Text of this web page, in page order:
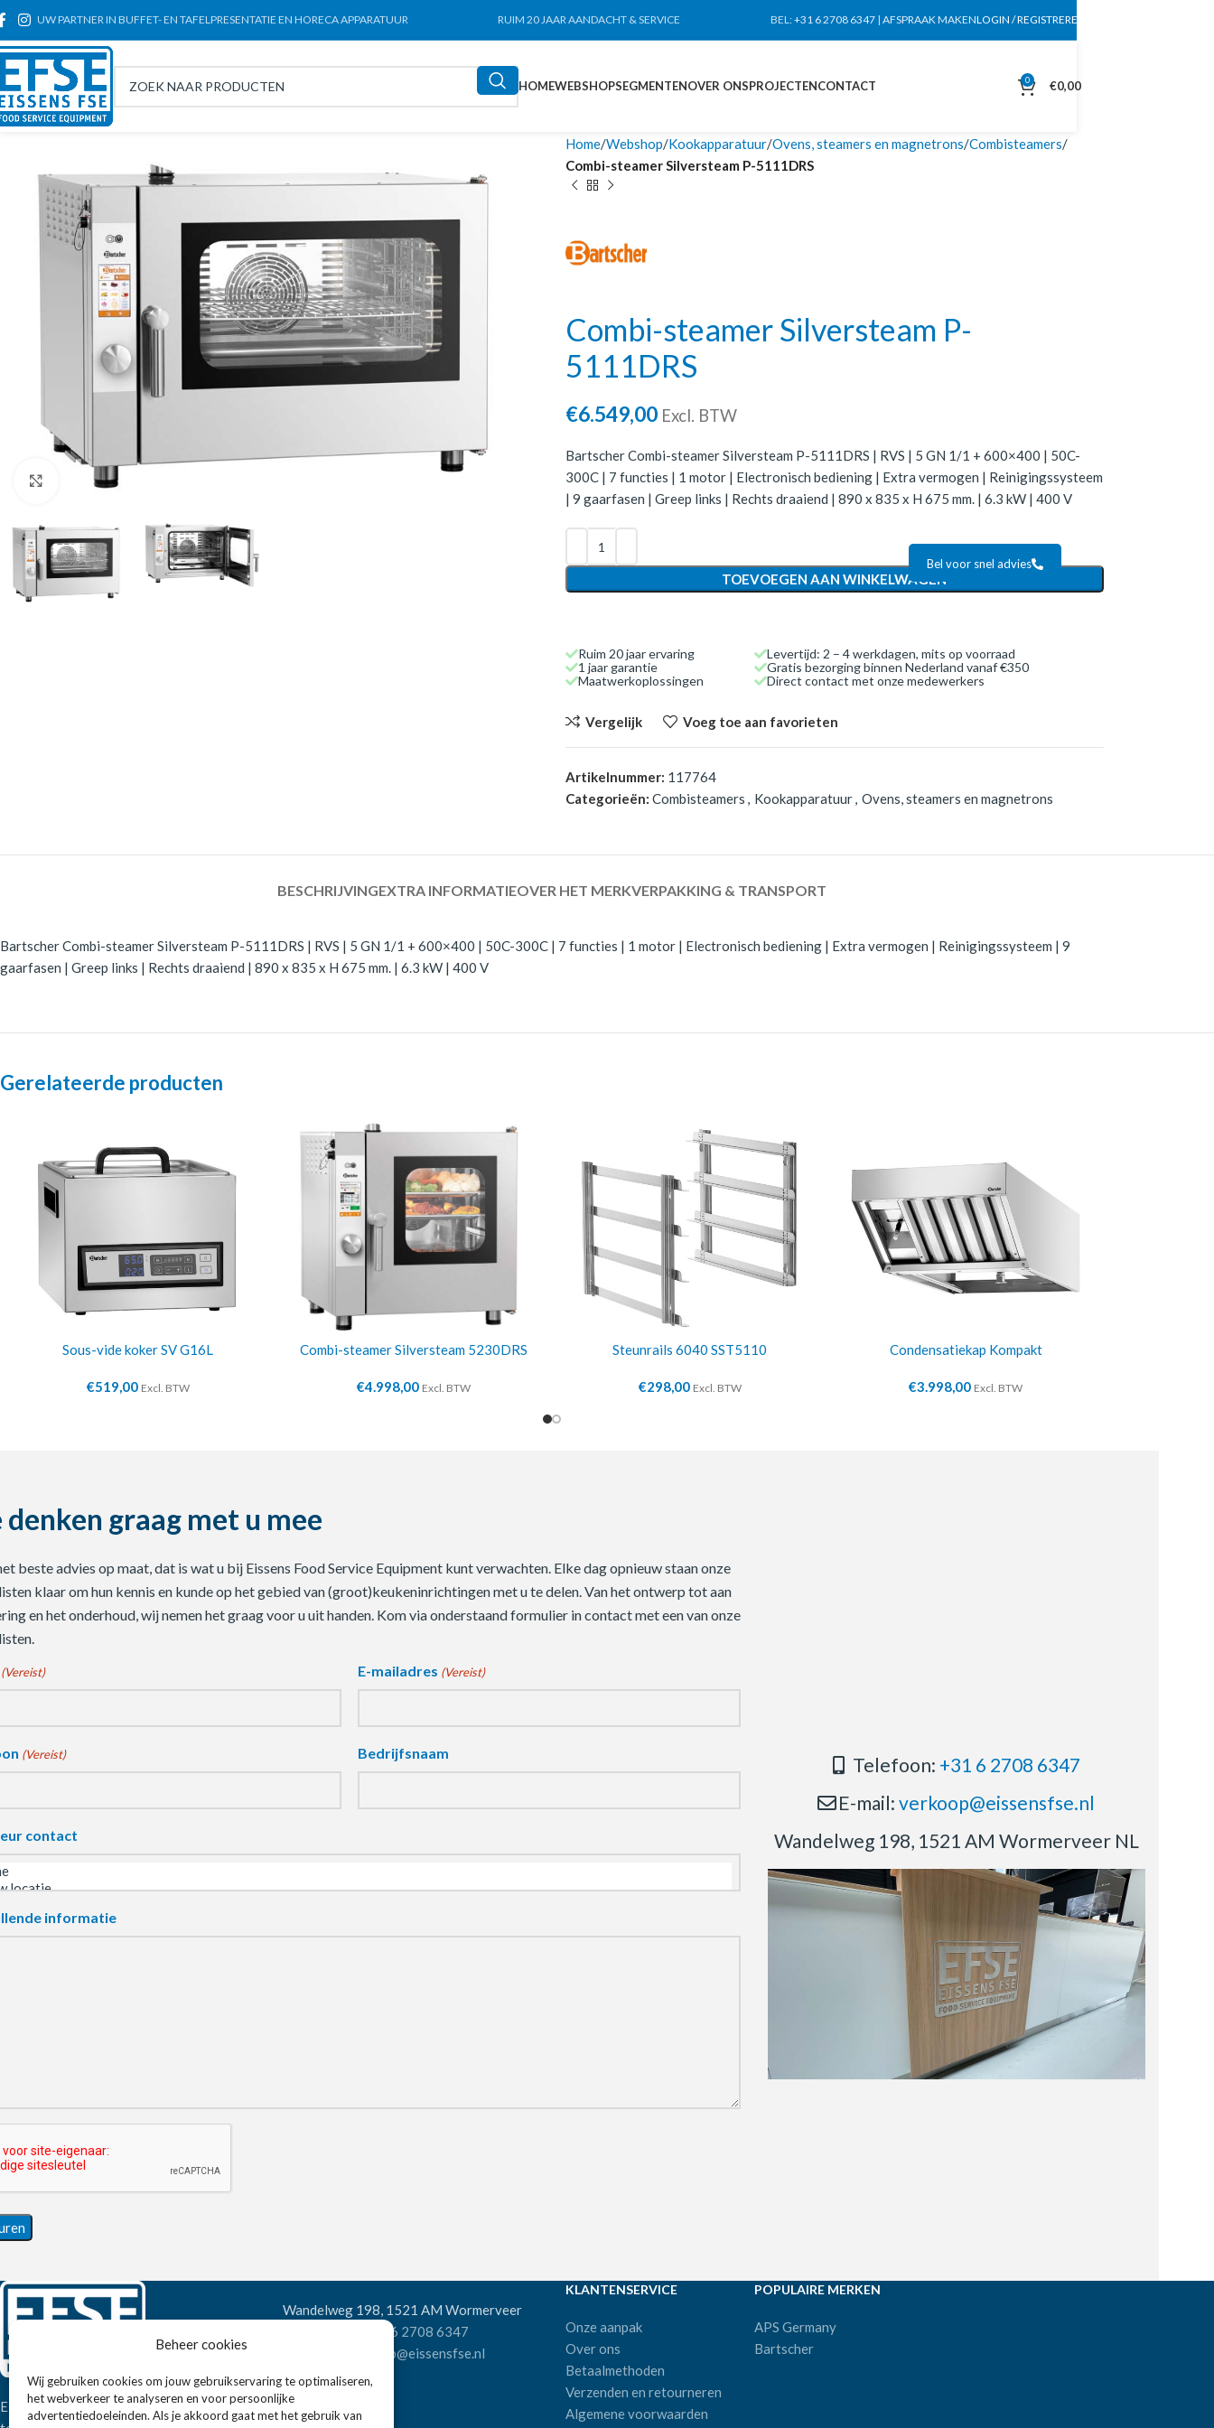
Beheer cookies
Wij gebruiken cookies om jouw gebruikservaring te optimaliseren,
het webverkeer te analyseren en voor persoonlijke
advertentiedoeleinden. Als je akkoord gaat met het gebruik van
UW PARTNER IN BUFFET- EN TAFELPRESENTATIE EN HORECA APPARATUUR RUIM 20 JAAR AANDACHT & SERVICE BEL:+31 6 2708 6347 | AFSPRAAK MAKENLOGIN / REGISTREREN
HOMEWEBSHOPSEGMENTENOVER ONSPROJECTENCONTACT 0 €0,00
Click to enlarge
Home Webshop Kookapparatuur Ovens, steamers en magnetrons Combisteamers
Combi-steamer Silversteam P-5111DRS
Combi-steamer Silversteam P-
5111DRS
€6.549,00 Excl. BTW
Bartscher Combi-steamer Silversteam P-5111DRS | RVS | 5 GN 1/1 + 600×400 | 50C-
300C | 7 functies | 1 motor | Electronisch bediening | Extra vermogen | Reinigingssysteem
| 9 gaarfasen | Greep links | Rechts draaiend | 890 x 835 x H 675 mm. | 6.3 kW | 400 V
TOEVOEGEN AAN WINKELWAGEN
Bel voor snel advies
Ruim 20 jaar ervaring
1 jaar garantie
Maatwerkoplossingen
Levertijd: 2 – 4 werkdagen, mits op voorraad
Gratis bezorging binnen Nederland vanaf €350
Direct contact met onze medewerkers
Vergelijk Voeg toe aan favorieten
Artikelnummer: 117764
Categorieën: Combisteamers , Kookapparatuur, Ovens, steamers en magnetrons
BESCHRIJVINGEXTRA INFORMATIEOVER HET MERKVERPAKKING & TRANSPORT
Bartscher Combi-steamer Silversteam P-5111DRS | RVS | 5 GN 1/1 + 600×400 | 50C-300C | 7 functies | 1 motor | Electronisch bediening | Extra vermogen | Reinigingssysteem | 9
gaarfasen | Greep links | Rechts draaiend | 890 x 835 x H 675 mm. | 6.3 kW | 400 V
Gerelateerde producten
Sous-vide koker SV G16L
€519,00 Excl. BTW
Combi-steamer Silversteam 5230DRS
€4.998,00 Excl. BTW
Steunrails 6040 SST5110
€298,00 Excl. BTW
Condensatiekap Kompakt
€3.998,00 Excl. BTW
denken graag met u mee
beste advies op maat, dat is wat u bij Eissens Food Service Equipment kunt verwachten. Elke dag opnieuw staan onze
klaar om hun kennis en kunde op het gebied van (groot)keukeninrichtingen met u te delen. Van het ontwerp tot aan
en het onderhoud, wij nemen het graag voor u uit handen. Kom via onderstaand formulier in contact met een van onze
(Vereist) E-mailadres (Vereist)
(Vereist) Bedrijfsnaam
contact
informatie
Telefoon: +31 6 2708 6347
E-mail:verkoop@eissensfse.nl
Wandelweg 198, 1521 AM Wormerveer NL
Eissens FSE is een horeca
Wandelweg 198, 1521 AM Wormerveer
+31 6 2708 6347
verkoop@eissensfse.nl
KLANTENSERVICE
Onze aanpak
Over ons
Betaalmethoden
Verzenden en retourneren
Algemene voorwaarden
POPULAIRE MERKEN
APS Germany
Bartscher